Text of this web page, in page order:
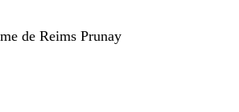
de Reims Prunay